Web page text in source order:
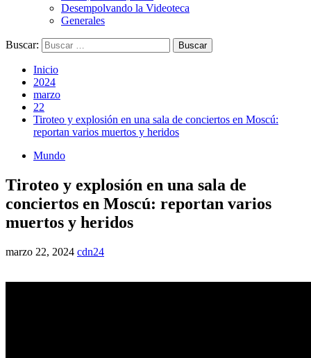
Desempolvando la Videoteca
Generales
Buscar:
Inicio
2024
marzo
22
Tiroteo y explosión en una sala de conciertos en Moscú:
reportan varios muertos y heridos
Mundo
Tiroteo y explosión en una sala de
conciertos en Moscú: reportan varios
muertos y heridos
marzo 22, 2024 cdn24